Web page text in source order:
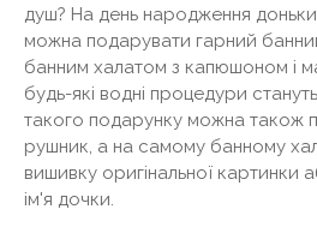
душ? На день народження доньки
можна подарувати гарний
банним халатом з капюшоном і
будь-які водні процедури
такого подарунку можна також
рушник, а на самому банному
вишивку оригінальної картинки
ім'я дочки.